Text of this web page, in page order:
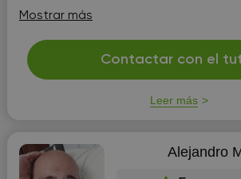
búsqueda de las habilidades y
cada alumno. Es en ese punto donde
conseguir su...
Mostrar más
Contactar con el
Leer más
Alejandro